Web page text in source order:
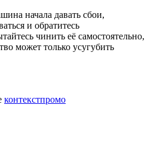
начала давать сбои,
и обратитесь
чинить её самостоятельно,
может только усугубить
контекстпромо